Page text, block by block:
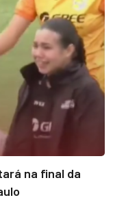
na final da